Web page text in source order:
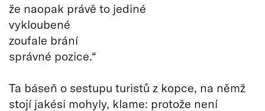
že naopak právě to jediné
vykloubené
zoufale brání
správné pozice.“
Ta báseň o sestupu turistů z kopce, na němž
stojí jakési mohyly, klame: protože není